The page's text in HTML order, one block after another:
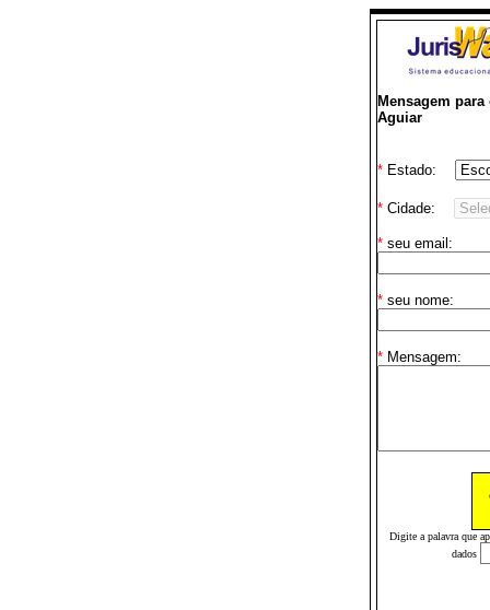
Mensagem
Aguiar
*Estado:
*Cidade:
*seu email:
*seu nome:
*Mensagem:
Digite a palavra que
dados